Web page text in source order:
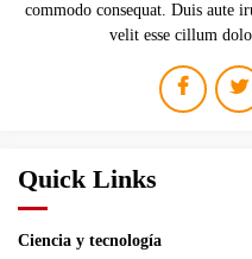
commodo consequat. Duis aute
velit esse cillum
Quick Links
Ciencia y tecnología